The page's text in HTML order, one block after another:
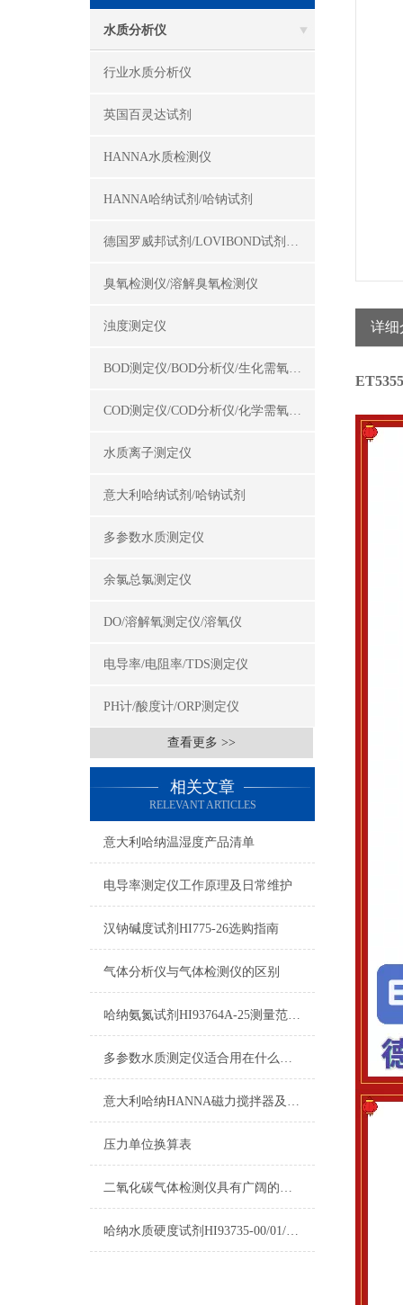
水质分析仪
行业水质分析仪
英国百灵达试剂
HANNA水质检测仪
HANNA哈纳试剂/哈钠试剂
德国罗威邦试剂/LOVIBOND试剂/罗威邦试剂
臭氧检测仪/溶解臭氧检测仪
浊度测定仪
BOD测定仪/BOD分析仪/生化需氧量测定仪
COD测定仪/COD分析仪/化学需氧量测定仪
水质离子测定仪
意大利哈纳试剂/哈钠试剂
多参数水质测定仪
余氯总氯测定仪
DO/溶解氧测定仪/溶氧仪
电导率/电阻率/TDS测定仪
PH计/酸度计/ORP测定仪
查看更多 >>
相关文章
RELEVANT ARTICLES
意大利哈纳温湿度产品清单
电导率测定仪工作原理及日常维护
汉钠碱度试剂HI775-26选购指南
气体分析仪与气体检测仪的区别
哈纳氨氮试剂HI93764A-25测量范围及操作指南
多参数水质测定仪适合用在什么场合？
意大利哈纳HANNA磁力搅拌器及其它产品清单
压力单位换算表
二氧化碳气体检测仪具有广阔的应用市场
哈纳水质硬度试剂HI93735-00/01/02选购指南
详细